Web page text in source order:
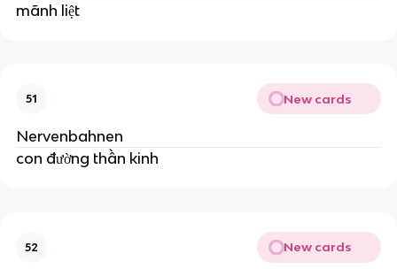
mãnh liệt
51 New cards
Nervenbahnen
con đường thần kinh
52 New cards